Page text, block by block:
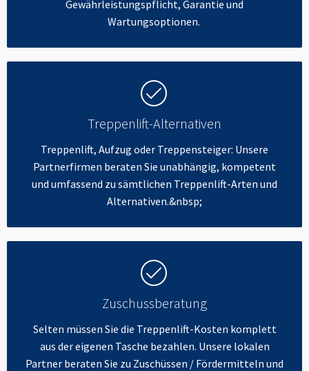
Gewährleistungspflicht, Garantie und
Wartungsoptionen.
Treppenlift-Alternativen
Treppenlift, Aufzug oder Treppensteiger: Unsere
Partnerfirmen beraten Sie unabhängig, kompetent
und umfassend zu sämtlichen Treppenlift-Arten und
Alternativen.&nbsp;
Zuschussberatung
Selten müssen Sie die Treppenlift-Kosten komplett
aus der eigenen Tasche bezahlen. Unsere lokalen
Partner beraten Sie zu Zuschüssen / Fördermitteln und